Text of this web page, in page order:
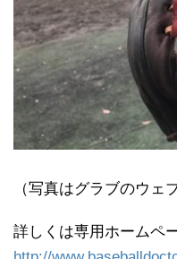
（写真はグラブのウェ
詳しくは専用ホームペ